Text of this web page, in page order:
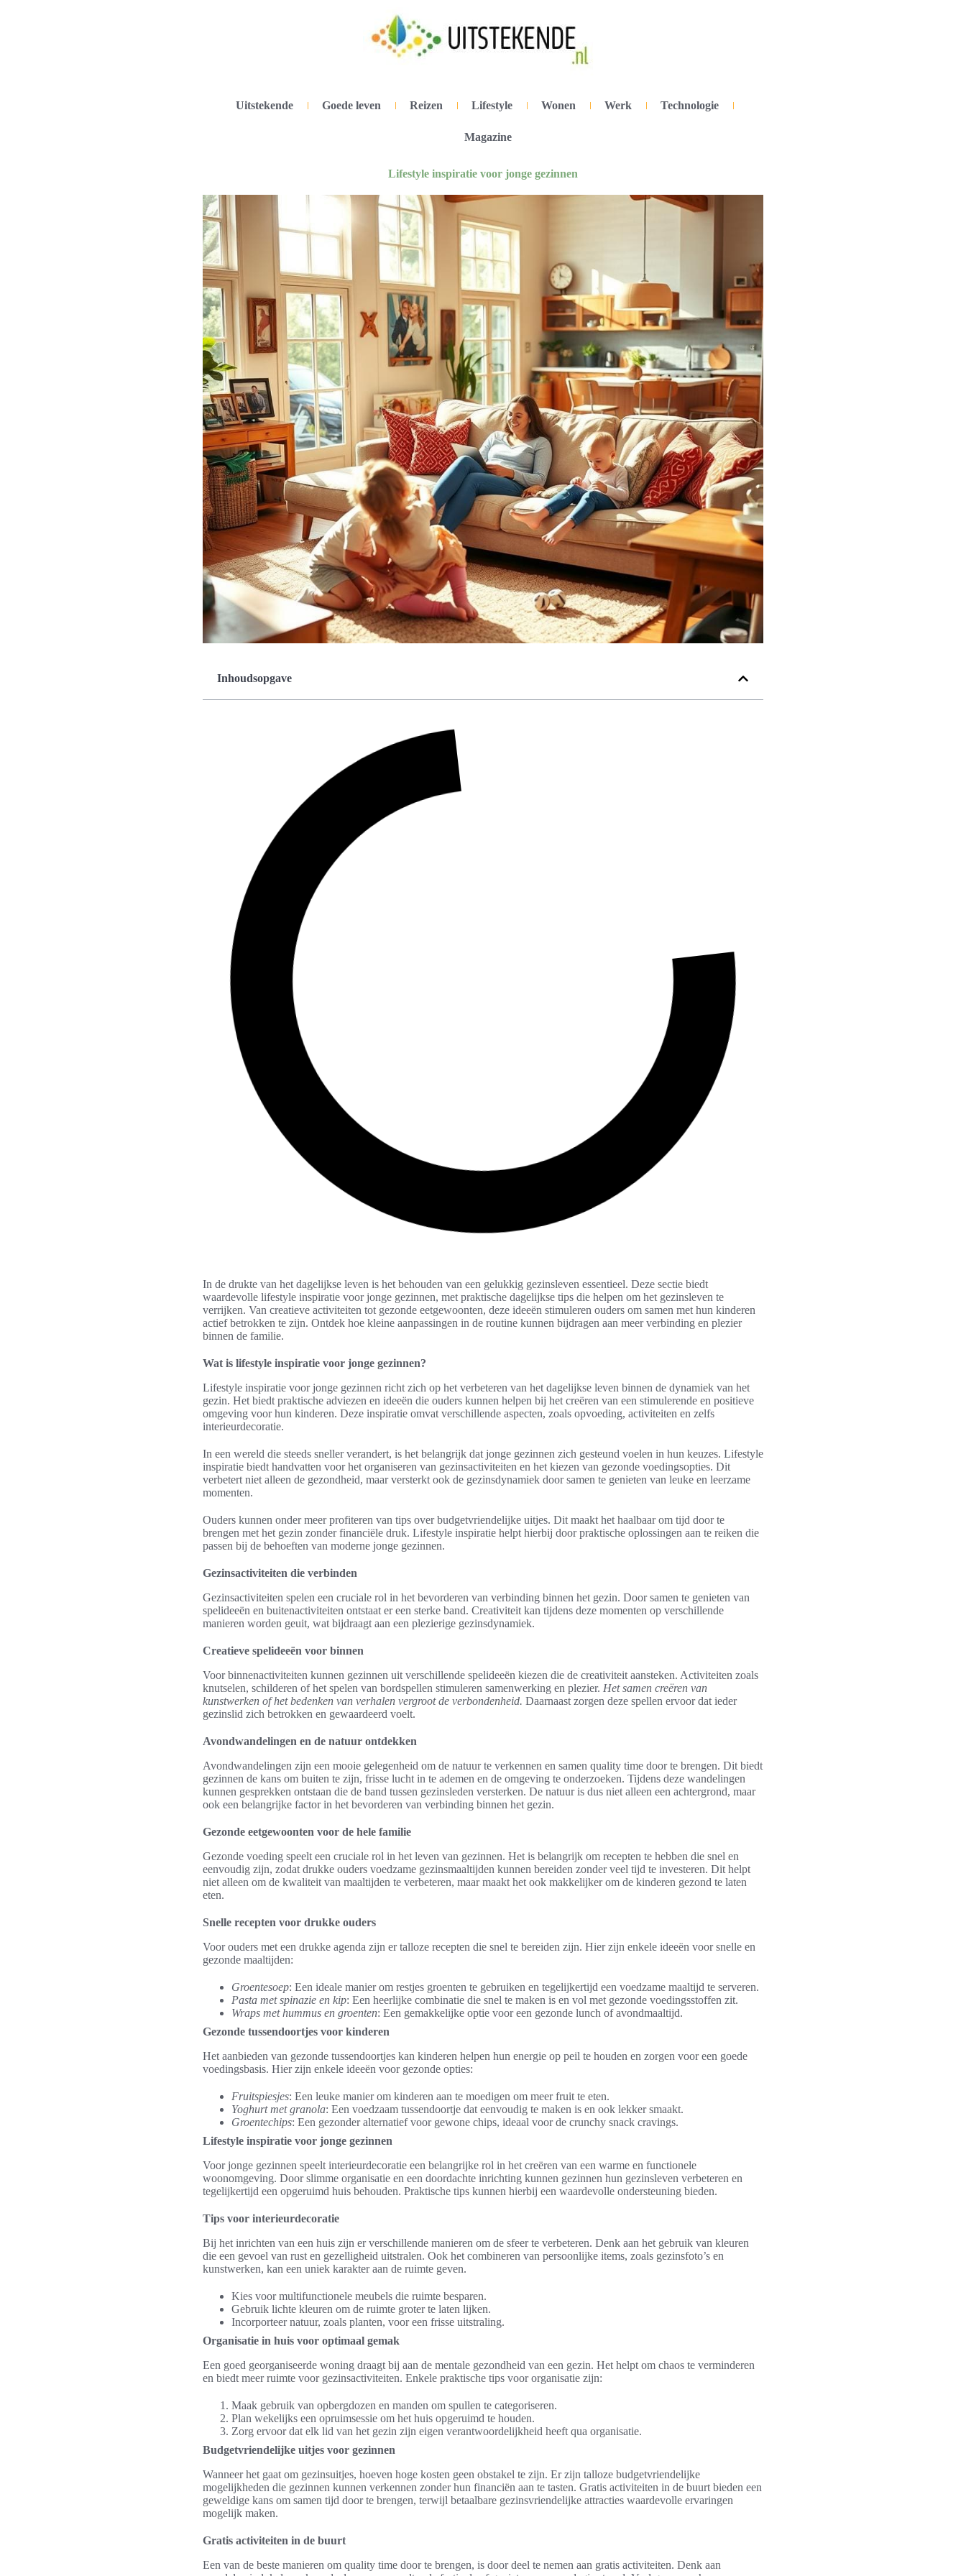
Uitstekende Goede leven Reizen Lifestyle Wonen Werk Technologie
Magazine
Lifestyle inspiratie voor jonge gezinnen
Inhoudsopgave
In de drukte van het dagelijkse leven is het behouden van een gelukkig gezinsleven essentieel. Deze sectie biedt
waardevolle lifestyle inspiratie voor jonge gezinnen, met praktische dagelijkse tips die helpen om het gezinsleven te
verrijken. Van creatieve activiteiten tot gezonde eetgewoonten, deze ideeën stimuleren ouders om samen met hun kinderen
actief betrokken te zijn. Ontdek hoe kleine aanpassingen in de routine kunnen bijdragen aan meer verbinding en plezier
binnen de familie.
Wat is lifestyle inspiratie voor jonge gezinnen?
Lifestyle inspiratie voor jonge gezinnen richt zich op het verbeteren van het dagelijkse leven binnen de dynamiek van het
gezin. Het biedt praktische adviezen en ideeën die ouders kunnen helpen bij het creëren van een stimulerende en positieve
omgeving voor hun kinderen. Deze inspiratie omvat verschillende aspecten, zoals opvoeding, activiteiten en zelfs
interieurdecoratie.
In een wereld die steeds sneller verandert, is het belangrijk dat jonge gezinnen zich gesteund voelen in hun keuzes. Lifestyle
inspiratie biedt handvatten voor het organiseren van gezinsactiviteiten en het kiezen van gezonde voedingsopties. Dit
verbetert niet alleen de gezondheid, maar versterkt ook de gezinsdynamiek door samen te genieten van leuke en leerzame
momenten.
Ouders kunnen onder meer profiteren van tips over budgetvriendelijke uitjes. Dit maakt het haalbaar om tijd door te
brengen met het gezin zonder financiële druk. Lifestyle inspiratie helpt hierbij door praktische oplossingen aan te reiken die
passen bij de behoeften van moderne jonge gezinnen.
Gezinsactiviteiten die verbinden
Gezinsactiviteiten spelen een cruciale rol in het bevorderen van verbinding binnen het gezin. Door samen te genieten van
spelideeën en buitenactiviteiten ontstaat er een sterke band. Creativiteit kan tijdens deze momenten op verschillende
manieren worden geuit, wat bijdraagt aan een plezierige gezinsdynamiek.
Creatieve spelideeën voor binnen
Voor binnenactiviteiten kunnen gezinnen uit verschillende spelideeën kiezen die de creativiteit aansteken. Activiteiten zoals
knutselen, schilderen of het spelen van bordspellen stimuleren samenwerking en plezier. Het samen creëren van
kunstwerken of het bedenken van verhalen vergroot de verbondenheid. Daarnaast zorgen deze spellen ervoor dat ieder
gezinslid zich betrokken en gewaardeerd voelt.
Avondwandelingen en de natuur ontdekken
Avondwandelingen zijn een mooie gelegenheid om de natuur te verkennen en samen quality time door te brengen. Dit biedt
gezinnen de kans om buiten te zijn, frisse lucht in te ademen en de omgeving te onderzoeken. Tijdens deze wandelingen
kunnen gesprekken ontstaan die de band tussen gezinsleden versterken. De natuur is dus niet alleen een achtergrond, maar
ook een belangrijke factor in het bevorderen van verbinding binnen het gezin.
Gezonde eetgewoonten voor de hele familie
Gezonde voeding speelt een cruciale rol in het leven van gezinnen. Het is belangrijk om recepten te hebben die snel en
eenvoudig zijn, zodat drukke ouders voedzame gezinsmaaltijden kunnen bereiden zonder veel tijd te investeren. Dit helpt
niet alleen om de kwaliteit van maaltijden te verbeteren, maar maakt het ook makkelijker om de kinderen gezond te laten
eten.
Snelle recepten voor drukke ouders
Voor ouders met een drukke agenda zijn er talloze recepten die snel te bereiden zijn. Hier zijn enkele ideeën voor snelle en
gezonde maaltijden:
Groentesoep: Een ideale manier om restjes groenten te gebruiken en tegelijkertijd een voedzame maaltijd te serveren.
Pasta met spinazie en kip: Een heerlijke combinatie die snel te maken is en vol met gezonde voedingsstoffen zit.
Wraps met hummus en groenten: Een gemakkelijke optie voor een gezonde lunch of avondmaaltijd.
Gezonde tussendoortjes voor kinderen
Het aanbieden van gezonde tussendoortjes kan kinderen helpen hun energie op peil te houden en zorgen voor een goede
voedingsbasis. Hier zijn enkele ideeën voor gezonde opties:
Fruitspiesjes: Een leuke manier om kinderen aan te moedigen om meer fruit te eten.
Yoghurt met granola: Een voedzaam tussendoortje dat eenvoudig te maken is en ook lekker smaakt.
Groentechips: Een gezonder alternatief voor gewone chips, ideaal voor de crunchy snack cravings.
Lifestyle inspiratie voor jonge gezinnen
Voor jonge gezinnen speelt interieurdecoratie een belangrijke rol in het creëren van een warme en functionele
woonomgeving. Door slimme organisatie en een doordachte inrichting kunnen gezinnen hun gezinsleven verbeteren en
tegelijkertijd een opgeruimd huis behouden. Praktische tips kunnen hierbij een waardevolle ondersteuning bieden.
Tips voor interieurdecoratie
Bij het inrichten van een huis zijn er verschillende manieren om de sfeer te verbeteren. Denk aan het gebruik van kleuren
die een gevoel van rust en gezelligheid uitstralen. Ook het combineren van persoonlijke items, zoals gezinsfoto’s en
kunstwerken, kan een uniek karakter aan de ruimte geven.
Kies voor multifunctionele meubels die ruimte besparen.
Gebruik lichte kleuren om de ruimte groter te laten lijken.
Incorporteer natuur, zoals planten, voor een frisse uitstraling.
Organisatie in huis voor optimaal gemak
Een goed georganiseerde woning draagt bij aan de mentale gezondheid van een gezin. Het helpt om chaos te verminderen
en biedt meer ruimte voor gezinsactiviteiten. Enkele praktische tips voor organisatie zijn:
Maak gebruik van opbergdozen en manden om spullen te categoriseren.
Plan wekelijks een opruimsessie om het huis opgeruimd te houden.
Zorg ervoor dat elk lid van het gezin zijn eigen verantwoordelijkheid heeft qua organisatie.
Budgetvriendelijke uitjes voor gezinnen
Wanneer het gaat om gezinsuitjes, hoeven hoge kosten geen obstakel te zijn. Er zijn talloze budgetvriendelijke
mogelijkheden die gezinnen kunnen verkennen zonder hun financiën aan te tasten. Gratis activiteiten in de buurt bieden een
geweldige kans om samen tijd door te brengen, terwijl betaalbare gezinsvriendelijke attracties waardevolle ervaringen
mogelijk maken.
Gratis activiteiten in de buurt
Een van de beste manieren om quality time door te brengen, is door deel te nemen aan gratis activiteiten. Denk aan